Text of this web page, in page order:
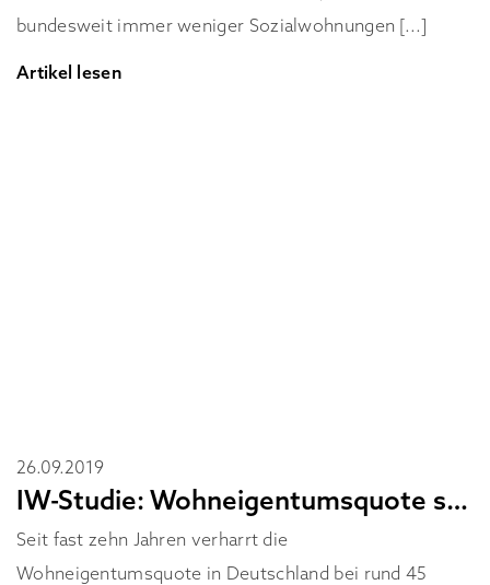
bundesweit immer weniger Sozialwohnungen [...]
Artikel lesen
26.09.2019
IW-Studie: Wohneigentumsquote stagniert
Seit fast zehn Jahren verharrt die
Wohneigentumsquote in Deutschland bei rund 45